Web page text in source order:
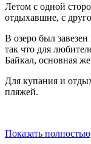
Летом с одной
отдыхавшие, с
В озеро был
так что для
Байкал, основная
Для купания и
пляжей.
Показать полностью